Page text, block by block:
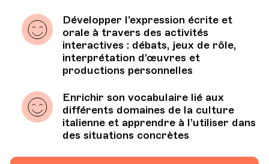
Développer l’expression écrite et
orale à travers des activités
interactives : débats, jeux de rôle,
interprétation d’œuvres et
productions personnelles
Enrichir son vocabulaire lié aux
différents domaines de la culture
italienne et apprendre à l’utiliser dans
des situations concrètes